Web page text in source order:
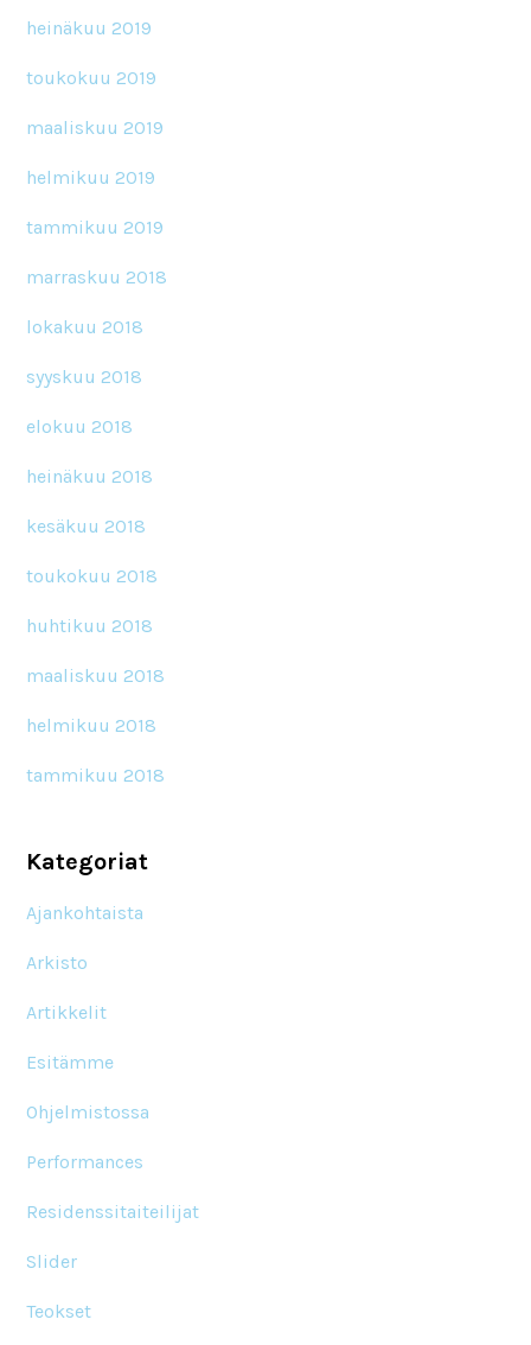
heinäkuu 2019
toukokuu 2019
maaliskuu 2019
helmikuu 2019
tammikuu 2019
marraskuu 2018
lokakuu 2018
syyskuu 2018
elokuu 2018
heinäkuu 2018
kesäkuu 2018
toukokuu 2018
huhtikuu 2018
maaliskuu 2018
helmikuu 2018
tammikuu 2018
Kategoriat
Ajankohtaista
Arkisto
Artikkelit
Esitämme
Ohjelmistossa
Performances
Residenssitaiteilijat
Slider
Teokset